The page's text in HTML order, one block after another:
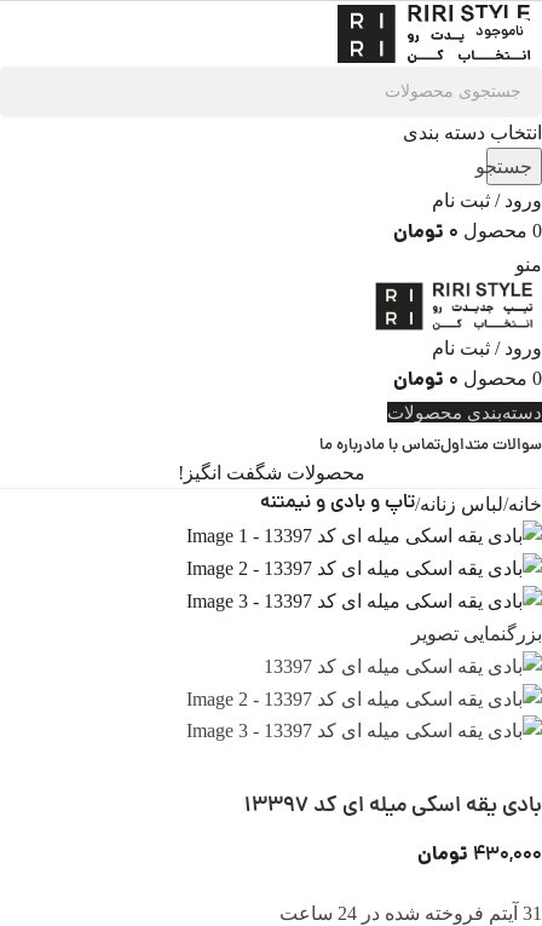
انتخاب دسته بندی
جستجو
ورود / ثبت نام
0 محصول 0 تومان
منو
ورود / ثبت نام
0 محصول 0 تومان
دسته‌بندی محصولات
سوالات متداولتماس با مادرباره ما
محصولات شگفت انگیز!
خانه لباس زنانه تاپ و بادی و نیمتنه
ناموجود
بزرگنمایی تصویر
بادی یقه اسکی میله ای کد 13397
430,000 تومان
31 آیتم فروخته شده در 24 ساعت